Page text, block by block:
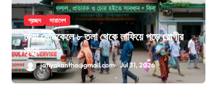
প্রচ্ছদ সারাদেশ
ঢাকা মেডিকেলে ৮ তলা থেকে লাফিয়ে পড়ে রোগীর
মৃত্যু
jatiyakantho@gmail.com Jul 31, 2026